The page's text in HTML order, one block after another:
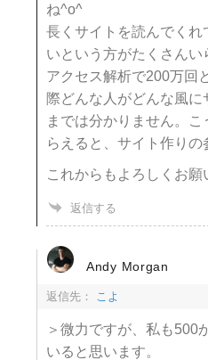
ね^o^
長くサイトを読んでく
いという方がたくさんい
アクセス解析で200万回
際どんな人がどんな風
までは分かりません。
らえると、サイト作りの
これからもよろしくお願
返信する
Andy Morgan
返信先： こよ
＞微力ですが、私も500
いると思います。